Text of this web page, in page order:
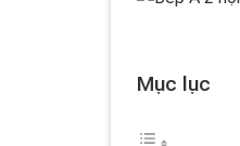
Mục lục